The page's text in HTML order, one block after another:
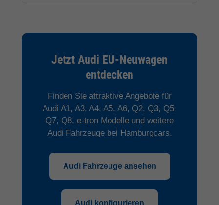
Jetzt Audi EU-Neuwagen
entdecken
Finden Sie attraktive Angebote für
Audi A1, A3, A4, A5, A6, Q2, Q3, Q5,
Q7, Q8, e-tron Modelle und weitere
Audi Fahrzeuge bei Hamburgcars.
Audi Fahrzeuge ansehen
Audi konfigurieren